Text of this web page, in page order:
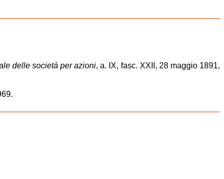
delle società per azioni, a. IX, fasc. XXII, 28 maggio 1891,